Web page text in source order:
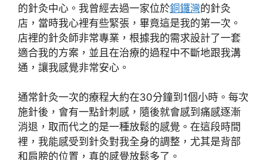
的針灸中心。我曾經去過一家位於銅鑼灣的針灸
店，當時我心裡有些緊張，畢竟這是我的第一次。
店裡的針灸師非常專業，根據我的需求設計了一套
適合我的方案，並且在治療的過程中不斷地跟我溝
通，讓我感覺非常安心。
通常針灸一次的療程大約在30分鐘到1個小時。每次
施針後，會有一點針刺感，隨後就會感到痛感逐漸
消退，取而代之的是一種放鬆的感覺。在這段時間
裡，我能感受到針灸對我全身的調整，尤其是背部
和肩膀的位置，真的感覺放鬆多了。